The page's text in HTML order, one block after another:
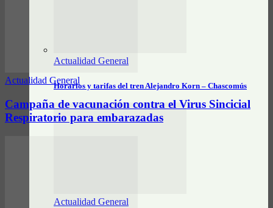
Actualidad General
Horarios y tarifas del tren Alejandro Korn – Chascomús
Actualidad General
Actualidad General
Campaña de vacunación contra el Virus Sincicial
Respiratorio para embarazadas